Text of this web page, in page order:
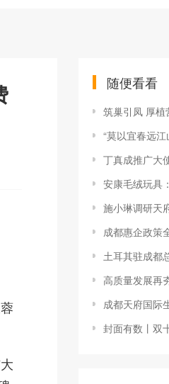
随便看看
筑巢引凤 厚植
“莫以宜春远江山多胜游
丁真成推广大使成都
安康毛绒玩具：握手成都走向全国拥抱世界
施小琳调研天府
成都惠企政策
土耳其驻成都
高质量发展再夯实，成
成都天府国际生物城创新政策工具使
封面有数丨双十一快递类货运